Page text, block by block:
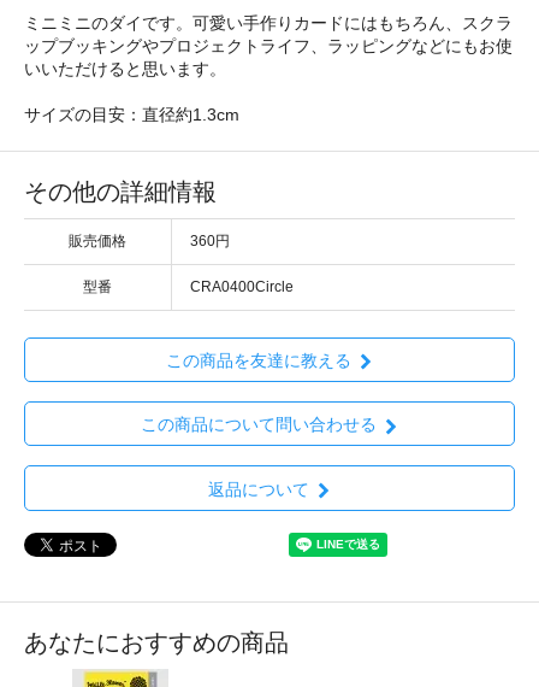
ミニミニのダイです。可愛い手作りカードにはもちろん、スクラ
ップブッキングやプロジェクトライフ、ラッピングなどにもお使
いいただけると思います。
サイズの目安：直径約1.3cm
その他の詳細情報
販売価格 360円
型番 CRA0400Circle
この商品を友達に教える
この商品について問い合わせる
返品について
あなたにおすすめの商品